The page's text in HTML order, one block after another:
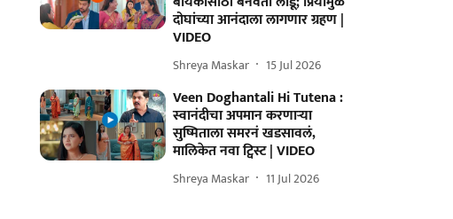
दोघांच्या आनंदाला लागणार ग्रहण |
VIDEO
Shreya Maskar 15 Jul 2026
Veen Doghantali Hi Tutena :
स्वानंदीचा अपमान करणाऱ्या
सुष्मिताला समरनं खडसावलं,
मालिकेत नवा ट्विस्ट | VIDEO
Shreya Maskar 11 Jul 2026